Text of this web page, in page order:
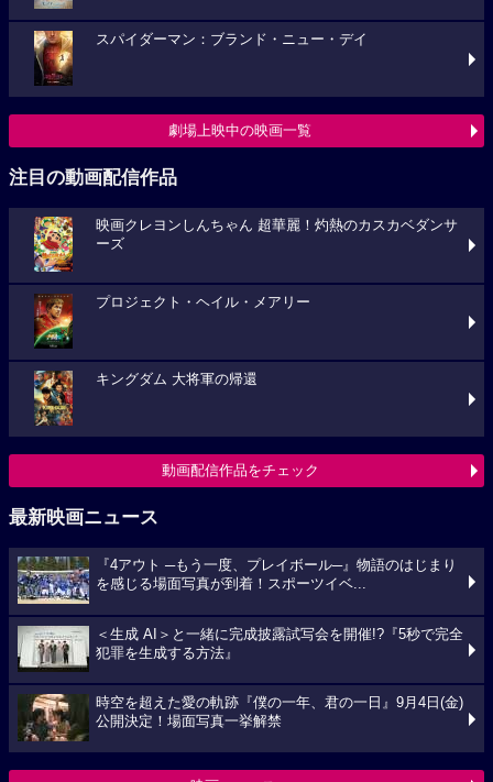
スパイダーマン：ブランド・ニュー・デイ
劇場上映中の映画一覧
注目の動画配信作品
映画クレヨンしんちゃん 超華麗！灼熱のカスカベダンサ
ーズ
プロジェクト・ヘイル・メアリー
キングダム 大将軍の帰還
動画配信作品をチェック
最新映画ニュース
『4アウト ─もう一度、プレイボール─』物語のはじまり
を感じる場面写真が到着！スポーツイベ...
＜生成 AI＞と一緒に完成披露試写会を開催!?『5秒で完全
犯罪を生成する方法』
時空を超えた愛の軌跡『僕の一年、君の一日』9月4日(金)
公開決定！場面写真一挙解禁